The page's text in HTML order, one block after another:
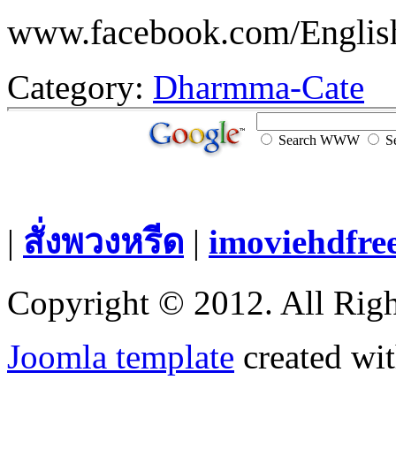
www.facebook.com/
Category: Dharmma-Cate
Search WWW
| สั่งพวงหรีด |
Copyright © 2012. All
Joomla template created